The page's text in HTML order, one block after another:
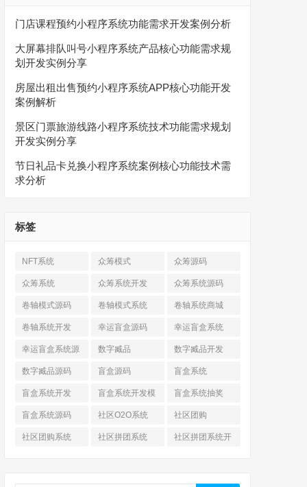
门店课程预约小程序系统功能需求开发案例分析
大屏幕排队叫号小程序系统产品核心功能需求规
划开发实例分享
房屋出租出售预约小程序系统APP核心功能开发
案例解析
景区门票旅游线路小程序系统技术功能需求规划
开发实例分享
节日礼品卡兑换小程序系统案例核心功能技术需
求分析
标签
NFT系统 众筹模式 众筹源码
众筹系统 众筹系统开发 众筹系统源码
卷轴模式源码 卷轴模式系统 卷轴系统商城
卷轴系统开发 幸运盲盒源码 幸运盲盒系统
幸运盲盒系统源
码
数字臧品 数字臧品开发
数字臧品源码 盲盒源码 盲盒系统
盲盒系统开发
盲盒系统开发模
式
盲盒系统抽奖
盲盒系统源码 社区O2O系统 社区团购
社区团购系统 社区拼团系统
社区拼团系统开